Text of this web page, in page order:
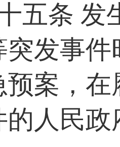
五条 发
突发事
预案，
的人民